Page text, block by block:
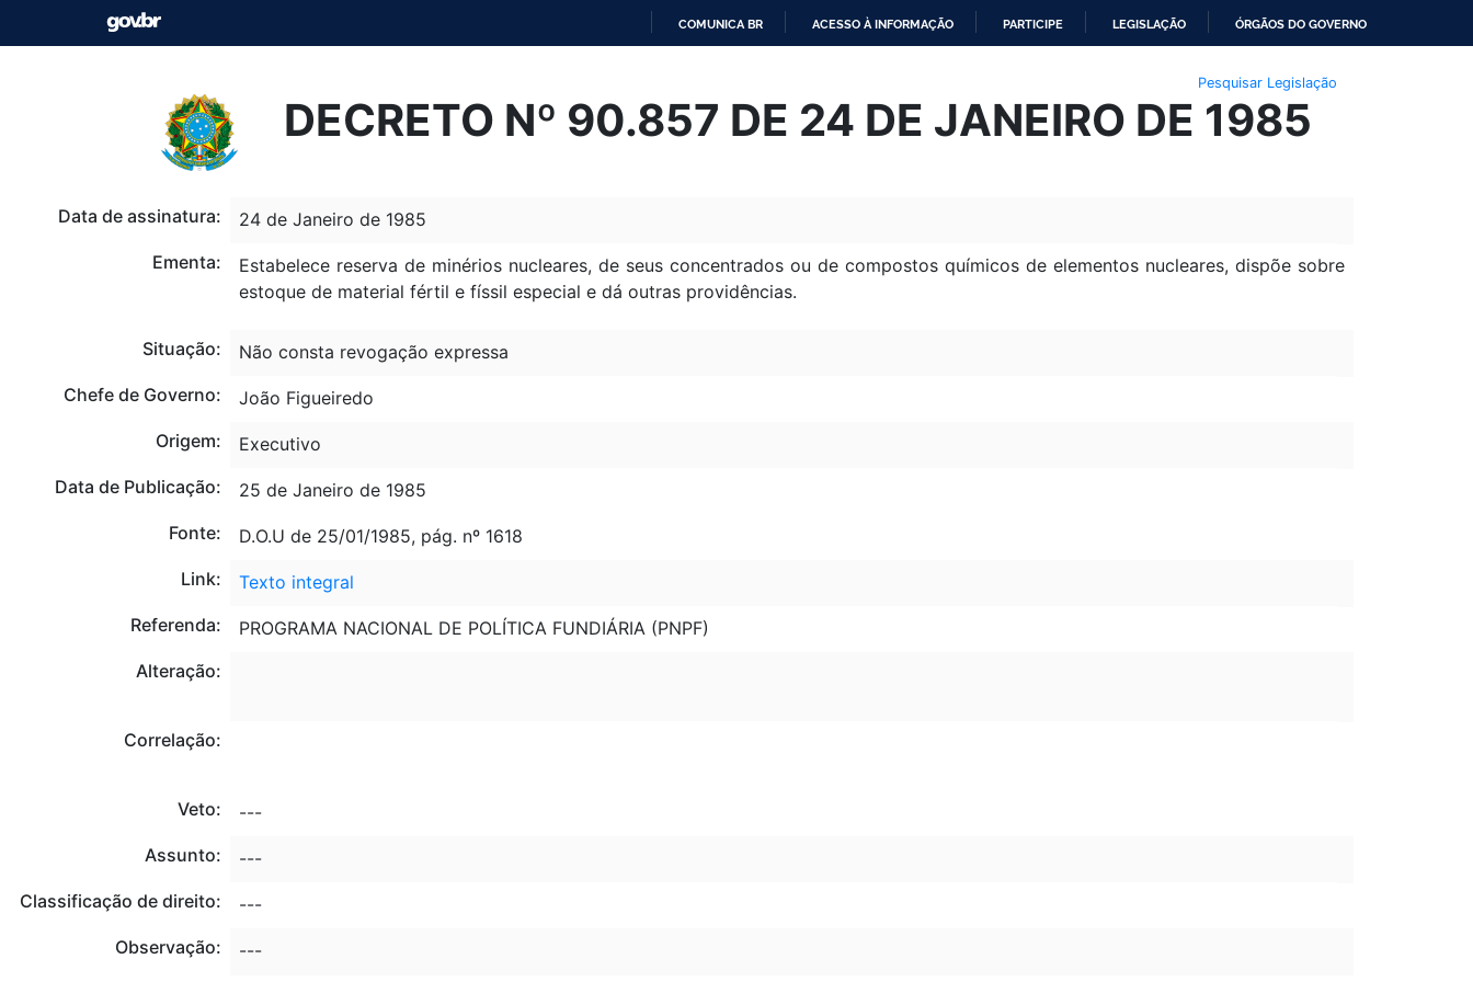
O
CONTEÚDO
COMUNICA BR ACESSO À INFORMAÇÃO PARTICIPE LEGISLAÇÃO ÓRGÃOS DO GOVERNO
Pesquisar Legislação
DECRETO Nº 90.857 DE 24 DE JANEIRO DE 1985
Data de assinatura:
24 de Janeiro de 1985
Ementa:
Estabelece reserva de minérios nucleares, de seus concentrados ou de compostos químicos de elementos nucleares, dispõe sobre
estoque de material fértil e físsil especial e dá outras providências.
Situação:
Não consta revogação expressa
Chefe de Governo:
João Figueiredo
Origem:
Executivo
Data de Publicação:
25 de Janeiro de 1985
Fonte:
D.O.U de 25/01/1985, pág. nº 1618
Link:
Texto integral
Referenda:
PROGRAMA NACIONAL DE POLÍTICA FUNDIÁRIA (PNPF)
Alteração:
Correlação:
Veto:
---
Assunto:
---
Classificação de direito:
---
Observação:
---